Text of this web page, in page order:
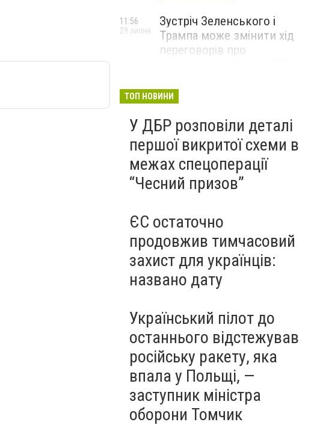
Зустріч Зеленського і
Трампа може змінити хід
переговорів про
11:56
29 липня
ТОП НОВИНИ
У ДБР розповіли деталі
першої викритої схеми в
межах спецоперації
“Чесний призов”
ЄС остаточно
продовжив тимчасовий
захист для українців:
названо дату
Український пілот до
останнього відстежував
російську ракету, яка
впала у Польщі, —
заступник міністра
оборони Томчик